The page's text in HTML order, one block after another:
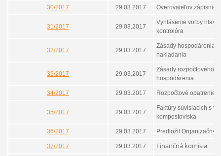
30/2017 29.03.2017 Overovateľov zápisnice
31/2017 29.03.2017
Vyhlásenie voľby
kontrolóra
32/2017 29.03.2017
Zásady hospodárenia a
nakladania
33/2017 29.03.2017
Zásady rozpočtového
hospodárenia
34/2017 29.03.2017 Rozpočtové opatrenie
35/2017 29.03.2017
Faktúry súvisiacich s
kompostoviska
36/2017 29.03.2017 Predložil Organizačný
37/2017 29.03.2017 Finančná komisia